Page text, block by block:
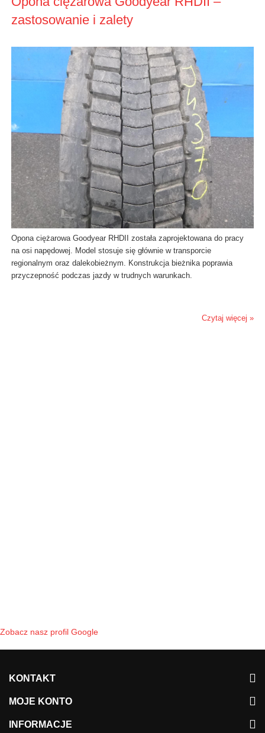
zastosowanie i zalety
Opona ciężarowa Goodyear RHDII została zaprojektowana do pracy
na osi napędowej. Model stosuje się głównie w transporcie
regionalnym oraz dalekobieżnym. Konstrukcja bieżnika poprawia
przyczepność podczas jazdy w trudnych warunkach.
Czytaj więcej »
Zobacz nasz profil Google
KONTAKT
MOJE KONTO
INFORMACJE